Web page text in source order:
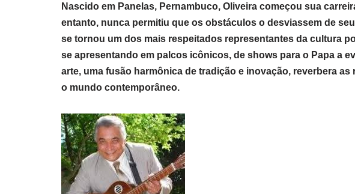
Nascido em Panelas, Pernambuco, Oliveira começou sua
entanto, nunca permitiu que os obstáculos o desviassem de
se tornou um dos mais respeitados representantes da cultura
se apresentando em palcos icônicos, de shows para o Papa a
arte, uma fusão harmônica de tradição e inovação, reverbera
o mundo contemporâneo.